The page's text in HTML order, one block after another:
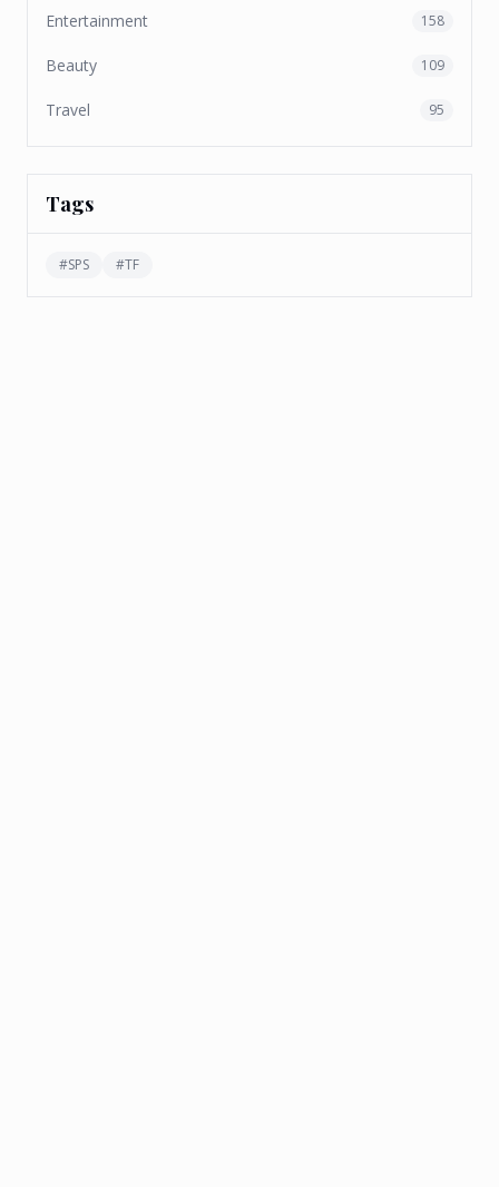
Entertainment 158
Beauty 109
Travel 95
Tags
#SPS #TF